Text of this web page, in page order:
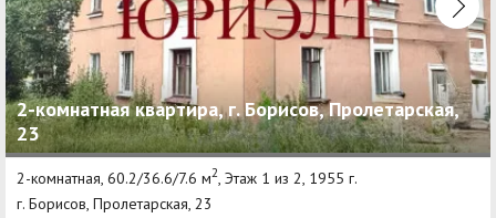
2-комнатная квартира, г. Борисов, Пролетарская,
23
2-комнатная, 60.2/36.6/7.6 м2 , Этаж 1 из 2, 1955 г.
г. Борисов, Пролетарская, 23